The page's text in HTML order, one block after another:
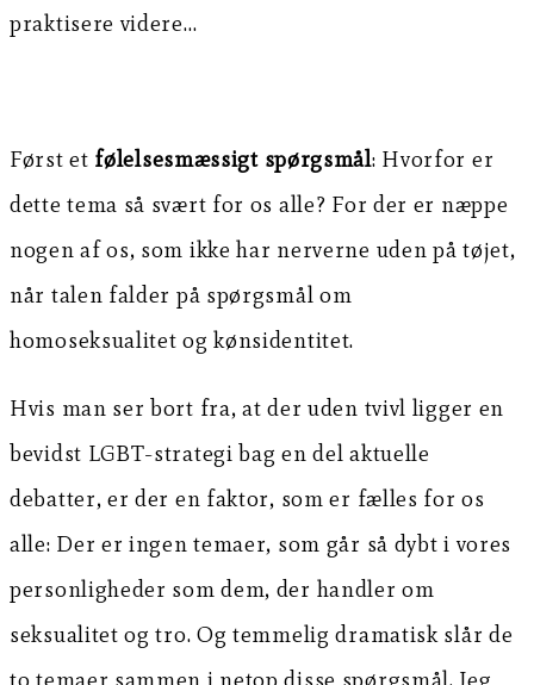
praktisere videre…
Først et følelsesmæssigt spørgsmål: Hvorfor er
dette tema så svært for os alle? For der er næppe
nogen af os, som ikke har nerverne uden på tøjet,
når talen falder på spørgsmål om
homoseksualitet og kønsidentitet.
Hvis man ser bort fra, at der uden tvivl ligger en
bevidst LGBT-strategi bag en del aktuelle
debatter, er der en faktor, som er fælles for os
alle: Der er ingen temaer, som går så dybt i vores
personligheder som dem, der handler om
seksualitet og tro. Og temmelig dramatisk slår de